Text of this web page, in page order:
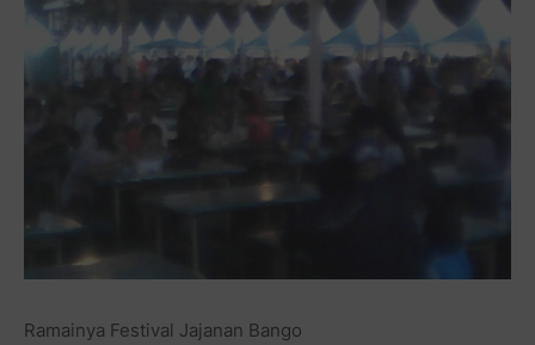
Ramainya Festival Jajanan Bango